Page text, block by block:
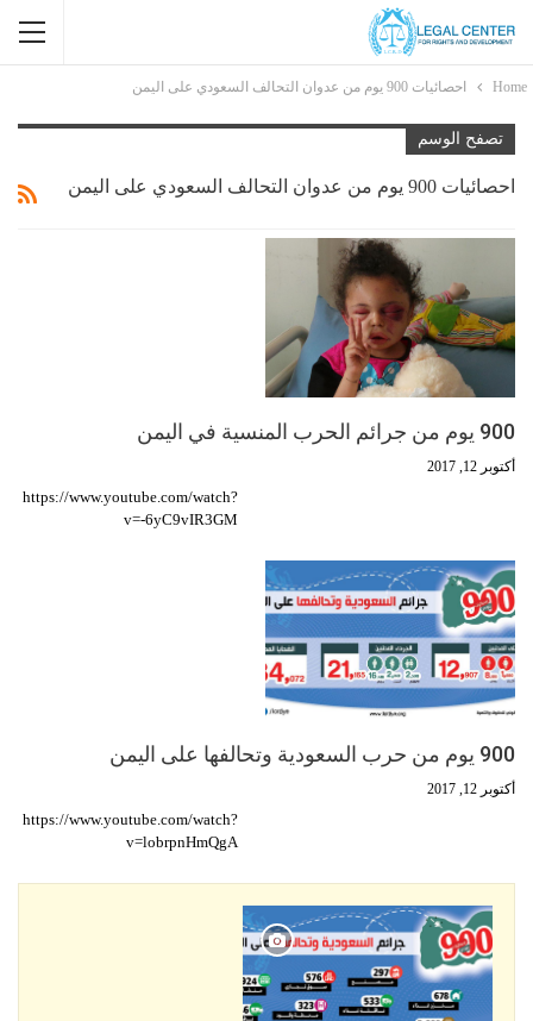
Home احصائيات 900 يوم من عدوان التحالف السعودي على اليمن
تصفح الوسم
احصائيات 900 يوم من عدوان التحالف السعودي على اليمن
900 يوم من جرائم الحرب المنسية في اليمن
أكتوبر 12, 2017
https://www.youtube.com/watch?
v=-6yC9vIR3GM
900 يوم من حرب السعودية وتحالفها على اليمن
أكتوبر 12, 2017
https://www.youtube.com/watch?
v=lobrpnHmQgA